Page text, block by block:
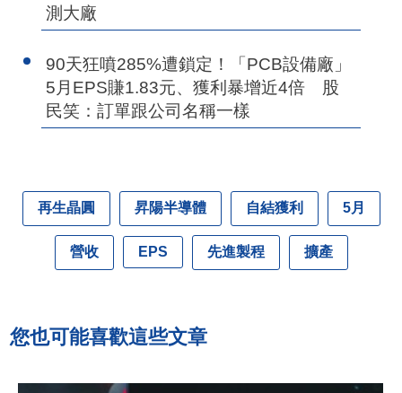
測大廠
90天狂噴285%遭鎖定！「PCB設備廠」
5月EPS賺1.83元、獲利暴增近4倍 股
民笑：訂單跟公司名稱一樣
再生晶圓 昇陽半導體 自結獲利 5月
營收 EPS 先進製程 擴產
您也可能喜歡這些文章